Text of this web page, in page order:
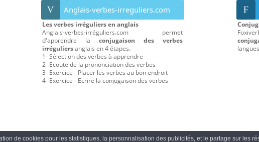
de cookies pour les statistiques, la personnalisation des publicités, et le partage sur les
V Anglais-verbes-irreguliers.com
Les verbes irréguliers en anglais
Anglais-verbes-irréguliers.com permet
d'apprendre la conjugaison des verbes
irréguliersanglais en 4 étapes.
1- Sélection des verbes à apprendre
2- Ecoute de la prononciation des verbes
3- Exercice - Placer les verbes au bon endroit
4- Exercice - Ecrire la conjugaison des verbes
F